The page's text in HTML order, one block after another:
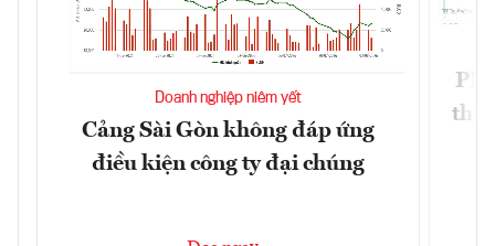
Doanh nghiệp niêm yết
Cảng Sài Gòn không đáp ứng
điều kiện công ty đại chúng